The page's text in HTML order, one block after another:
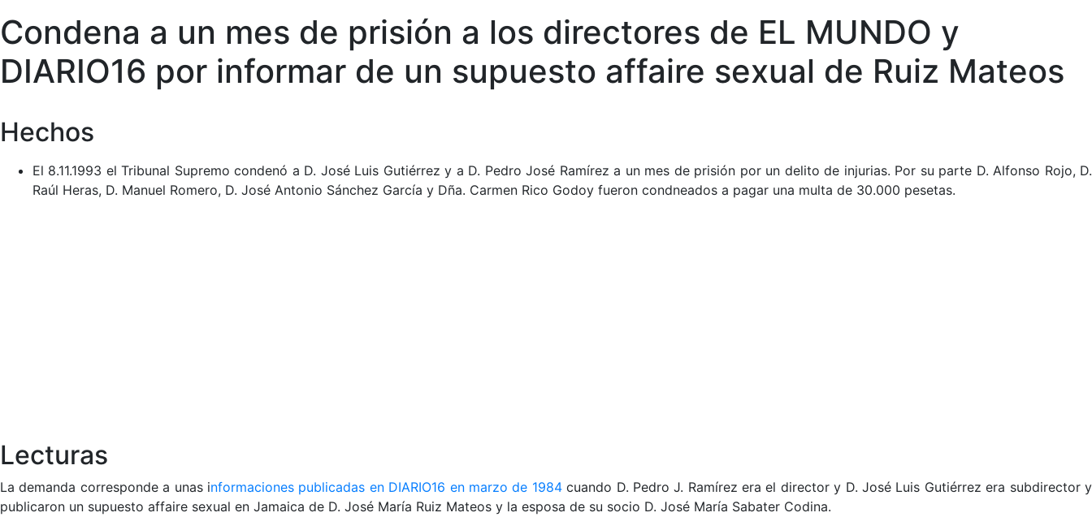
Condena a un mes de prisión a los directores de EL MUNDO y
DIARIO16 por informar de un supuesto affaire sexual de Ruiz Mateos
Hechos
El 8.11.1993 el Tribunal Supremo condenó a D. José Luis Gutiérrez y a D. Pedro José Ramírez a un mes de prisión por un delito de injurias. Por su parte D. Alfonso Rojo, D.
Raúl Heras, D. Manuel Romero, D. José Antonio Sánchez García y Dña. Carmen Rico Godoy fueron condneados a pagar una multa de 30.000 pesetas.
Lecturas
La demanda corresponde a unas informaciones publicadas en DIARIO16 en marzo de 1984cuando D. Pedro J. Ramírez era el director y D. José Luis Gutiérrez era subdirector y
publicaron un supuesto affaire sexual en Jamaica de D. José María Ruiz Mateos y la esposa de su socio D. José María Sabater Codina.